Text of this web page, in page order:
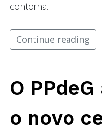
contorna.
Continue reading
O
o novo